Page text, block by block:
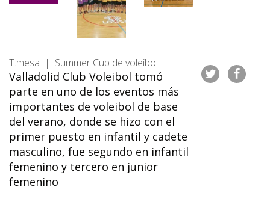
T.mesa | Summer Cup de voleibol
Valladolid Club Voleibol tomó
parte en uno de los eventos más
importantes de voleibol de base
del verano, donde se hizo con el
primer puesto en infantil y cadete
masculino, fue segundo en infantil
femenino y tercero en junior
femenino